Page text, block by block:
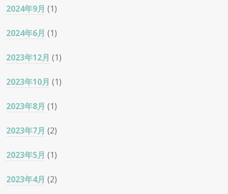
2024年9月 (1)
2024年6月 (1)
2023年12月 (1)
2023年10月 (1)
2023年8月 (1)
2023年7月 (2)
2023年5月 (1)
2023年4月 (2)